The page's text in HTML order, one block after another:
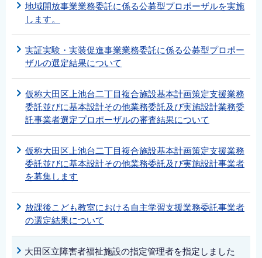
地域開放事業業務委託に係る公募型プロポーザルを実施
します。
実証実験・実装促進事業業務委託に係る公募型プロポー
ザルの選定結果について
仮称大田区上池台二丁目複合施設基本計画策定支援業務
委託並びに基本設計その他業務委託及び実施設計業務委
託事業者選定プロポーザルの審査結果について
仮称大田区上池台二丁目複合施設基本計画策定支援業務
委託並びに基本設計その他業務委託及び実施設計事業者
を募集します
放課後こども教室における自主学習支援業務委託事業者
の選定結果について
大田区立障害者福祉施設の指定管理者を指定しました